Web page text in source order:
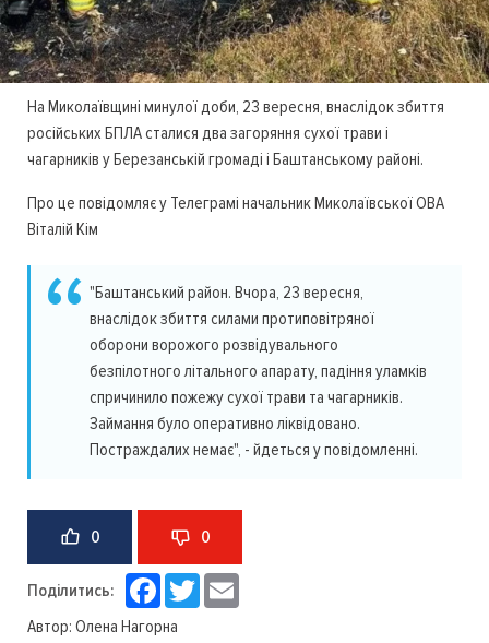
На Миколаївщині минулої доби, 23 вересня, внаслідок збиття
російських БПЛА сталися два загоряння сухої трави і
чагарників у Березанській громаді і Баштанському районі.
Про це повідомляє у Телеграмі начальник Миколаївської ОВА
Віталій Кім
"Баштанський район. Вчора, 23 вересня,
внаслідок збиття силами протиповітряної
оборони ворожого розвідувального
безпілотного літального апарату, падіння уламків
спричинило пожежу сухої трави та чагарників.
Займання було оперативно ліквідовано.
Постраждалих немає", - йдеться у повідомленні.
0 0
Поділитись: Facebook
Twitter
Автор: Олена Нагорна